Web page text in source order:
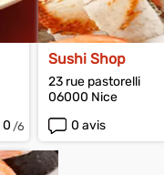
0
Sushi Shop
23 rue pastorelli
06000 Nice
0 avis